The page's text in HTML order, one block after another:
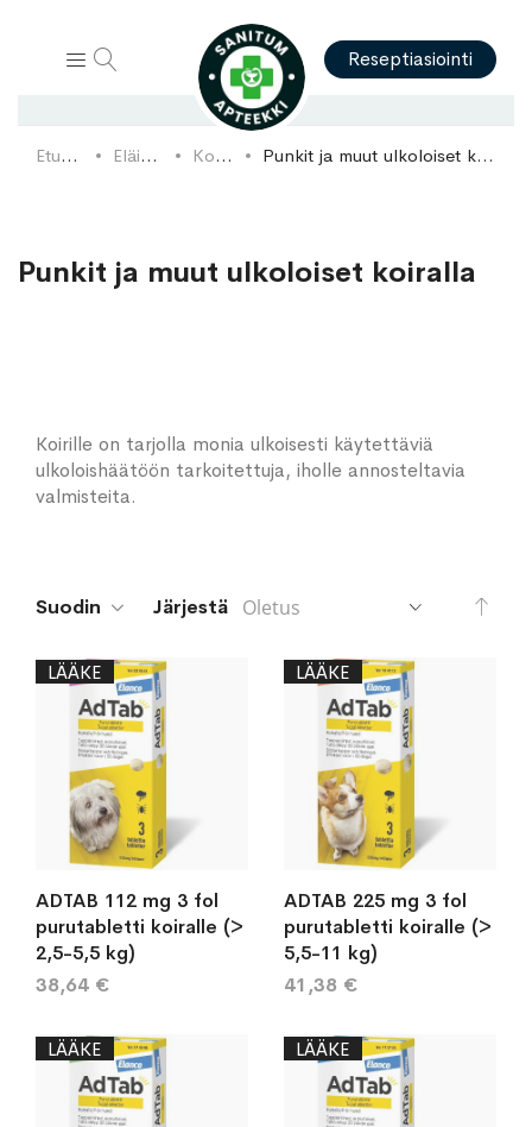
Reseptiasiointi
Etusivu Eläimet Koirat Punkit ja muut ulkoloiset koiralla
Punkit ja muut ulkoloiset koiralla
Koirille on tarjolla monia ulkoisesti käytettäviä
ulkoloishäätöön tarkoitettuja, iholle annosteltavia
valmisteita.
Suodin Järjestä
LÄÄKE
ADTAB 112 mg 3 fol
purutabletti koiralle (>
2,5-5,5 kg)
38,64 €
LÄÄKE
ADTAB 225 mg 3 fol
purutabletti koiralle (>
5,5-11 kg)
41,38 €
LÄÄKE LÄÄKE